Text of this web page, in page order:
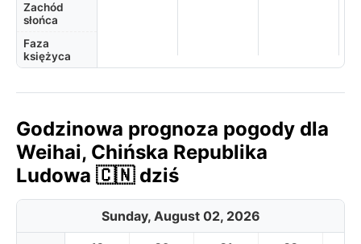
Zachód
słońca
Faza
księżyca
Godzinowa prognoza pogody dla
Weihai, Chińska Republika
Ludowa 🇨🇳 dziś
Sunday, August 02, 2026